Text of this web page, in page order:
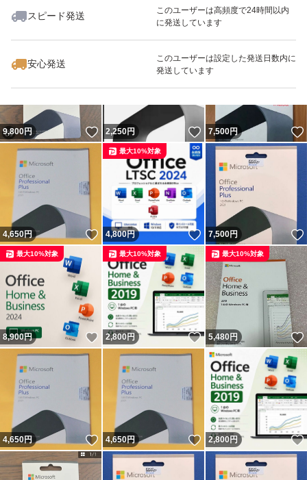
スピード発送
このユーザーは高頻度で24時間以内
に発送しています
安心発送
このユーザーは設定した発送日数内に
発送しています
いいね！
2,200
9,800円 いいね！
2,250円 いいね！
7,500円
4,650円 いいね！
4,800円 いいね！
最大10%対象
7,500円
8,900円 いいね！
最大10%対象
2,800円 いいね！
最大10%対象
5,480円
最大10%対象
4,650円 いいね！
4,650円 いいね！
2,800円